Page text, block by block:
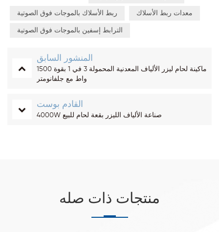
ربط الأسلاك بالموجات فوق الصوتية معدات ربط الأسلاك
الترابط إسفين بالموجات فوق الصوتية
المنشور السابق
ماكينة لحام ليزر الألياف المعدنية المحمولة 3 في 1 بقوة 1500
واط مع جلفانومتر
القادم بوست
4000W صناعة الألياف الليزر بقعة لحام للبيع
منتجات ذات صله